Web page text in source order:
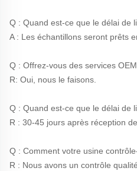
Q : Quand est-ce que le délai de
A : Les échantillons seront prêts
Q : Offrez-vous des services
R: Oui, nous le faisons.
Q : Quand est-ce que le délai de
R : 30-45 jours après réception
Q : Comment votre usine
R : Nous avons un contrôle